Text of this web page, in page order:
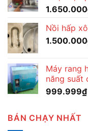
1.650.000
Nồi hấp
1.500.000
Máy rang
năng suất
999.999₫
BÁN CHẠY NHẤT